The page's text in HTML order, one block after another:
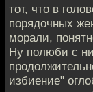
тот, что в
порядочных
морали,
Ну полюби с
избиение"